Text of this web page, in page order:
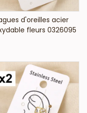
VOIR LE PRIX
d'oreilles acier
fleurs 0326095